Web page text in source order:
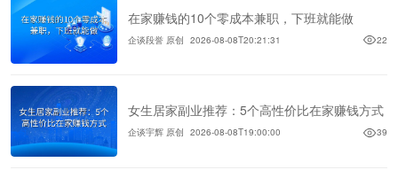
在家赚钱的10个零成本兼职，下班就能做
企谈段誉 原创 2026-08-08T20:21:31 22
女生居家副业推荐：5个高性价比在家赚钱方式
企谈宇辉 原创 2026-08-08T19:00:00 39